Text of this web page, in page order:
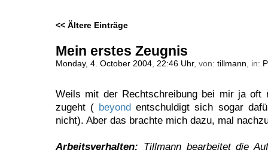
<< Ältere Einträge
Mein erstes Zeugnis
Monday, 4. October 2004, 22:46 Uhr, von: tillmann, in:
Weils mit der Rechtschreibung bei mir ja oft
zugeht ( beyond entschuldigt sich sogar
nicht). Aber das brachte mich dazu, mal
Arbeitsverhalten: Tillmann bearbeitet die